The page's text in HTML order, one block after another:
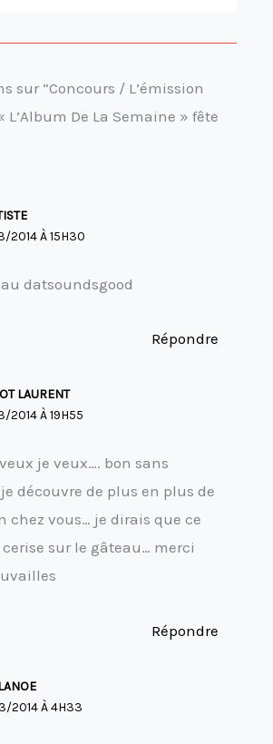
sur “Concours / L’émission
L’Album De La Semaine » fête
2014 À 15H30
datsoundsgood
Répondre
LAURENT
2014 À 19H55
je veux…. bon sans
découvre de plus en plus de
chez vous… je dirais que ce
sur le gâteau… merci
Répondre
2014 À 4H33